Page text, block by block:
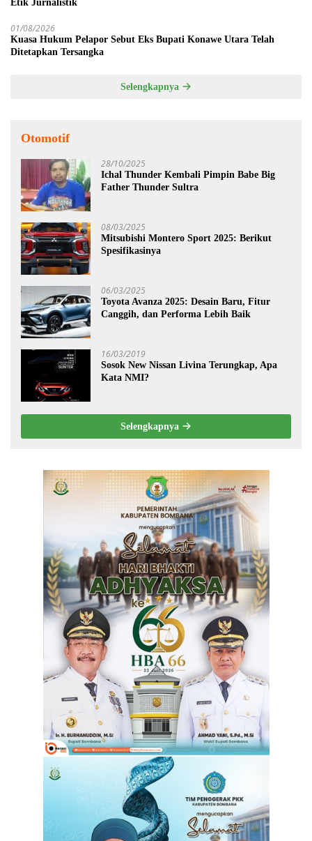
Etik Jurnalistik
01/08/2026
Kuasa Hukum Pelapor Sebut Eks Bupati Konawe Utara Telah
Ditetapkan Tersangka
Selengkapnya
Otomotif
28/10/2025
Ichal Thunder Kembali Pimpin Babe Big
Father Thunder Sultra
08/03/2025
Mitsubishi Montero Sport 2025: Berikut
Spesifikasinya
06/03/2025
Toyota Avanza 2025: Desain Baru, Fitur
Canggih, dan Performa Lebih Baik
16/03/2019
Sosok New Nissan Livina Terungkap, Apa
Kata NMI?
Selengkapnya